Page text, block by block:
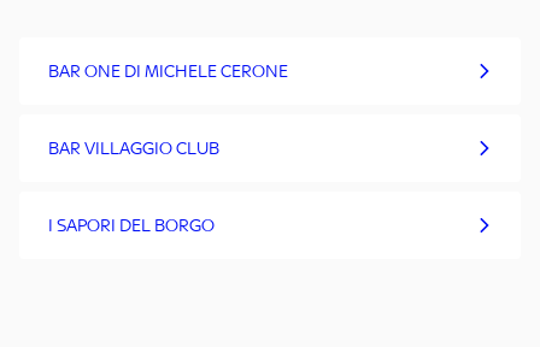
BAR ONE DI MICHELE CERONE
BAR VILLAGGIO CLUB
I SAPORI DEL BORGO